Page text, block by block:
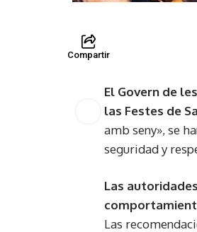
Compartir
El Govern de
las Festes de
amb seny», se
seguridad y
Las
Las